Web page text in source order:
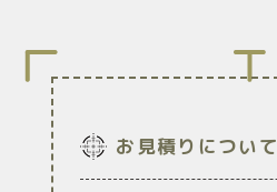
お見積りについて